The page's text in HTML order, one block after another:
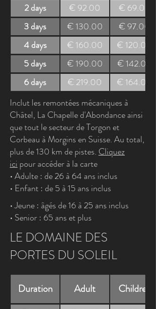
2 days
€ 92.00
€ 69.00
3 days
€ 130.00
€ 97.00
4 days
€ 160.00
€ 120.00
5 days
€ 190.00
€ 142.00
6 days
€ 219.00
€ 164.00
Inclut les remontées mécaniques à
Châtel, La Chapelle d'Abondance ainsi
que tout le secteur de Torgon et
Corbeau à Morgins en Suisse. Au total,
plus de 130 km de pistes. Cliquez
ici pour accéder à la carte
• Adulte : de 26 à 64 ans inclus
• Enfant : de 5 à 15 ans inclus
• Jeune : âgés de 16 à 25 ans inclus
• Senior : 65 ans et plus
LE DOMAINE DES
PORTES DU SOLEIL
Duration Adult Children